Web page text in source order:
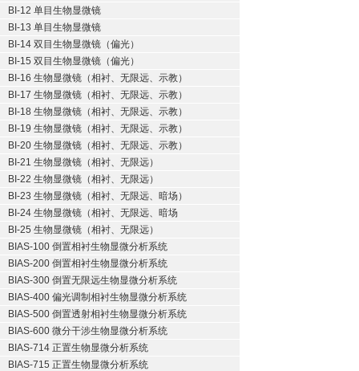
BI-12 单目生物显微镜
BI-13 单目生物显微镜
BI-14 双目生物显微镜（偏光）
BI-15 双目生物显微镜（偏光）
BI-16 生物显微镜（相衬、无限远、示教）
BI-17 生物显微镜（相衬、无限远、示教）
BI-18 生物显微镜（相衬、无限远、示教）
BI-19 生物显微镜（相衬、无限远、示教）
BI-20 生物显微镜（相衬、无限远、示教）
BI-21 生物显微镜（相衬、无限远）
BI-22 生物显微镜（相衬、无限远）
BI-23 生物显微镜（相衬、无限远、暗场）
BI-24 生物显微镜（相衬、无限远、暗场
BI-25 生物显微镜（相衬、无限远）
BIAS-100 倒置相衬生物显微分析系统
BIAS-200 倒置相衬生物显微分析系统
BIAS-300 倒置无限远生物显微分析系统
BIAS-400 偏光调制相衬生物显微分析系统
BIAS-500 倒置透射相衬生物显微分析系统
BIAS-600 微分干涉生物显微分析系统
BIAS-714 正置生物显微分析系统
BIAS-715 正置生物显微分析系统